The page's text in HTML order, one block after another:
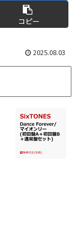
コピー
2025.08.03